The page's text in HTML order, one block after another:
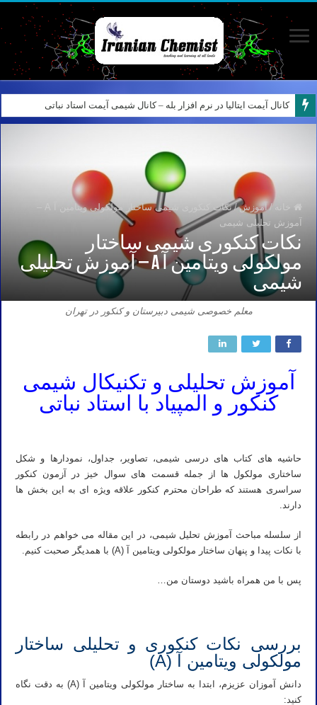
کانال آیمت ایتالیا در نرم افزار بله – کانال شیمی آیمت استاد نباتی
خانه / آموزش /
آموزش تحلیلی شیمی
نکات کنکوری شیمی ساختار
مولکولی ویتامین آ A – آموزش تحلیلی
شیمی
معلم خصوصی شیمی دبیرستان و کنکور در تهران
آموزش تحلیلی و تکنیکال شیمی
کنکور و المپیاد با استاد نباتی
حاشیه های کتاب های درسی شیمی، تصاویر، جداول، نمودارها و شکل
ساختاری مولکول ها از جمله قسمت های سوال خیز در آزمون کنکور
سراسری هستند که طراحان محترم کنکور علاقه ویژه ای به این بخش ها
دارند.
از سلسله مباحث آموزش تحلیل شیمی، در این مقاله می خواهم در رابطه
با نکات پیدا و پنهان ساختار مولکولی ویتامین آ (A) با همدیگر صحبت کنیم.
پس با من همراه باشید دوستان من…
بررسی نکات کنکوری و تحلیلی ساختار
مولکولی ویتامین آ (A)
دانش آموزان عزیزم، ابتدا به ساختار مولکولی ویتامین آ (A) به دقت نگاه
کنید: